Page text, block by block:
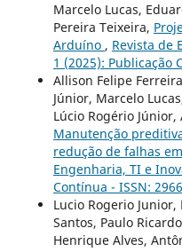
Marcelo Lucas,
Pereira Teixeira,
Arduíno , Revista de
1 (2025): Publicação
Allison Felipe
Júnior, Marcelo
Lúcio Rogério
Manutenção
redução de falhas
Engenharia, TI e
Contínua - ISSN:
Lucio Rogerio
Santos, Paulo
Henrique Alves,